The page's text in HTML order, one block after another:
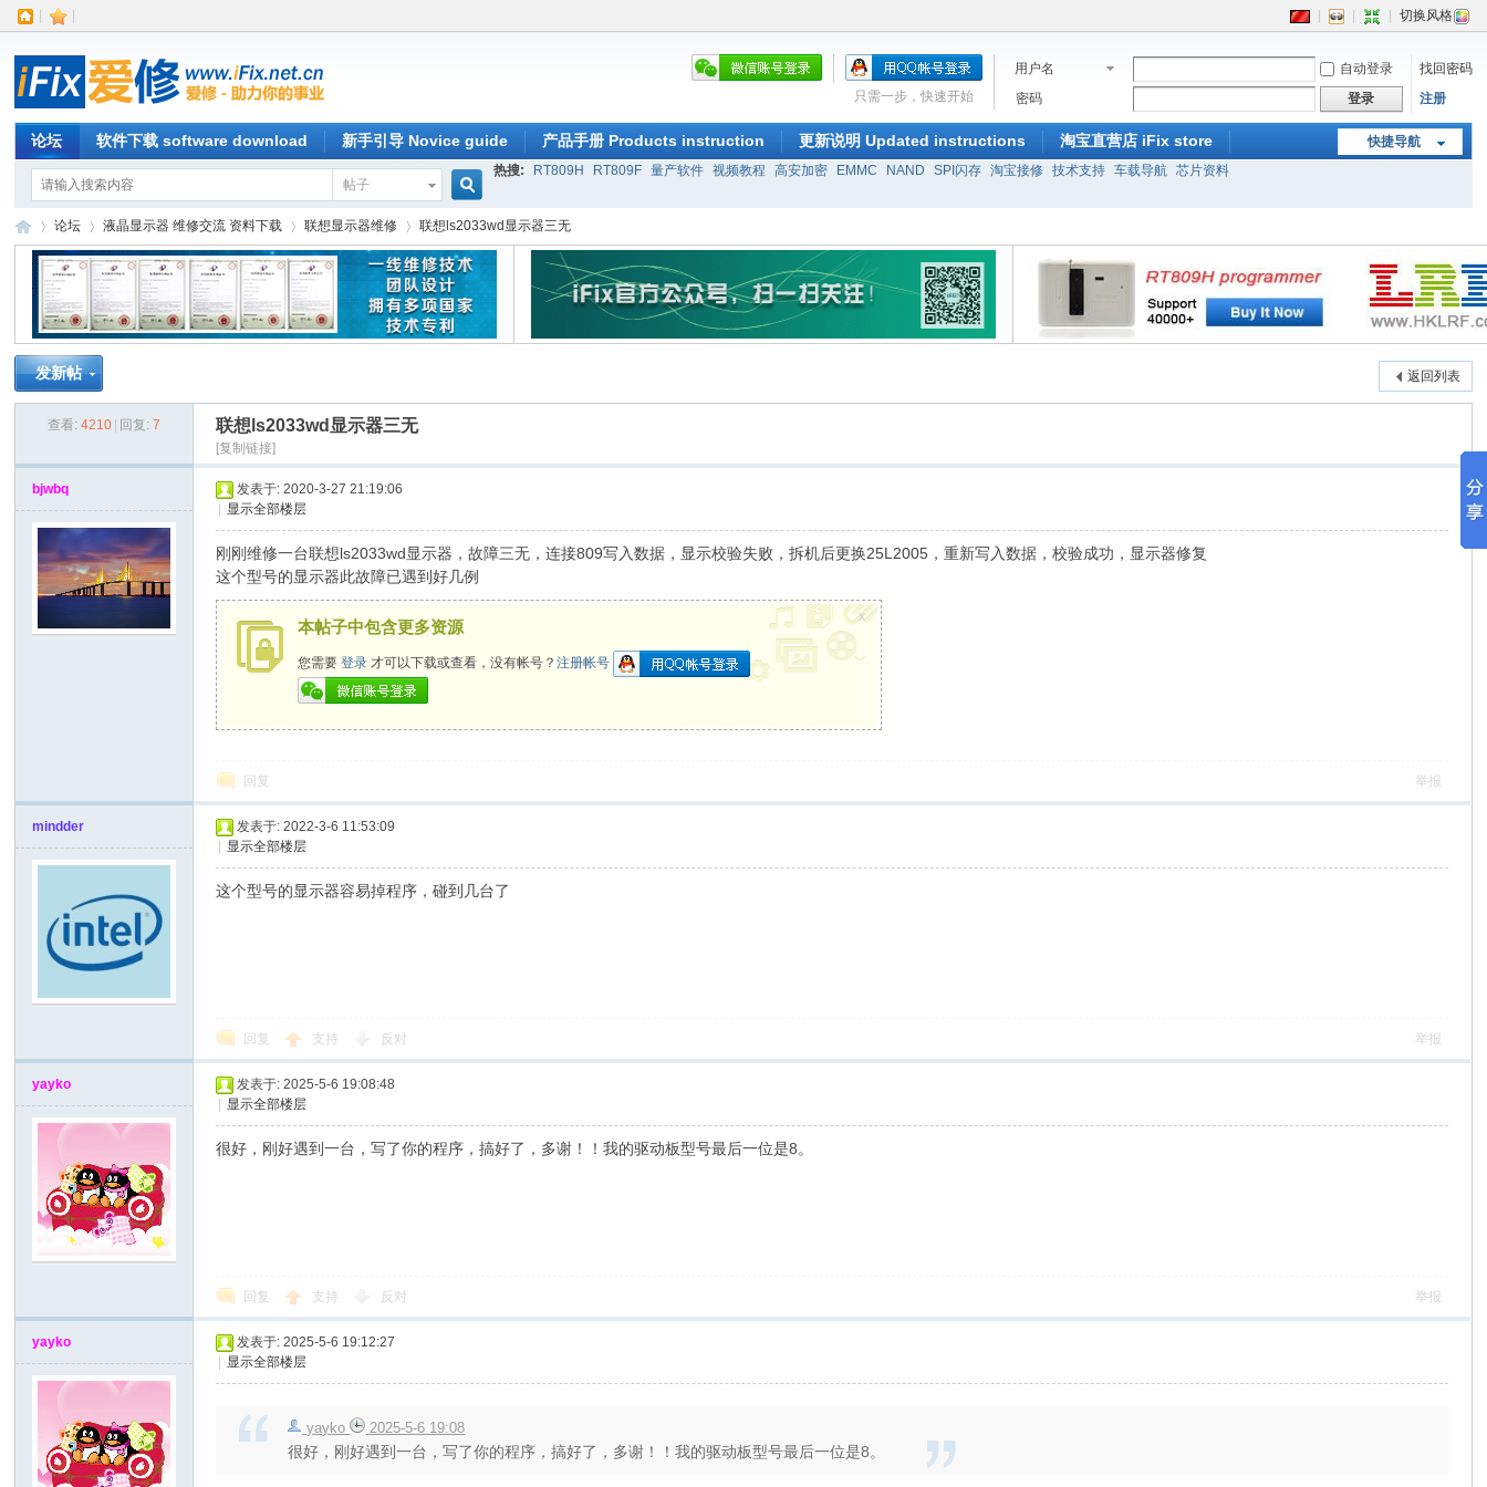
切换风格
用户名 自动登录
找回密码
密码
登录 注册
只需一步，快速开始
快捷导航
论坛 软件下载 software download 新手引导 Novice guide 产品手册 Products instruction 更新说明 Updated instructions 淘宝直营店 iFix store
帖子
搜
索
热搜: RT809H RT809F 量产软件 视频教程 高安加密 EMMC NAND SPI闪存 淘宝接修 技术支持 车载导航 芯片资料
论坛
›
液晶显示器 维修交流 资料下载
›
联想显示器维修
›
联想ls2033wd显示器三无
返回列表
发新帖
查看: 4210 回复: 7 联想ls2033wd显示器三无
[复制链接]
bjwbq
发表于: 2020-3-27 21:19:06
显示全部楼层
刚刚维修一台联想ls2033wd显示器，故障三无，连接809写入数据，显示校验失败，拆机后更换25L2005，重新写入数据，校验成功，显示器修复
这个型号的显示器此故障已遇到好几例
本帖子中包含更多资源
您需要登录 才可以下载或查看，没有帐号？注册帐号
x
回复 举报
mindder
发表于: 2022-3-6 11:53:09
显示全部楼层
这个型号的显示器容易掉程序，碰到几台了
回复 支持 反对 举报
yayko
发表于: 2025-5-6 19:08:48
显示全部楼层
很好，刚好遇到一台，写了你的程序，搞好了，多谢！！我的驱动板型号最后一位是8。
回复 支持 反对 举报
yayko
发表于: 2025-5-6 19:12:27
显示全部楼层
yayko 2025-5-6 19:08
很好，刚好遇到一台，写了你的程序，搞好了，多谢！！我的驱动板型号最后一位是8。